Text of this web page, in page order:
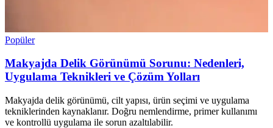
Popüler
Makyajda Delik Görünümü Sorunu: Nedenleri,
Uygulama Teknikleri ve Çözüm Yolları
Makyajda delik görünümü, cilt yapısı, ürün seçimi ve uygulama
tekniklerinden kaynaklanır. Doğru nemlendirme, primer kullanımı
ve kontrollü uygulama ile sorun azaltılabilir.